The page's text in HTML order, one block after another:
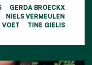
GERDA BROECKX
NIELS VERMEULEN
VOET
TINE GIELIS